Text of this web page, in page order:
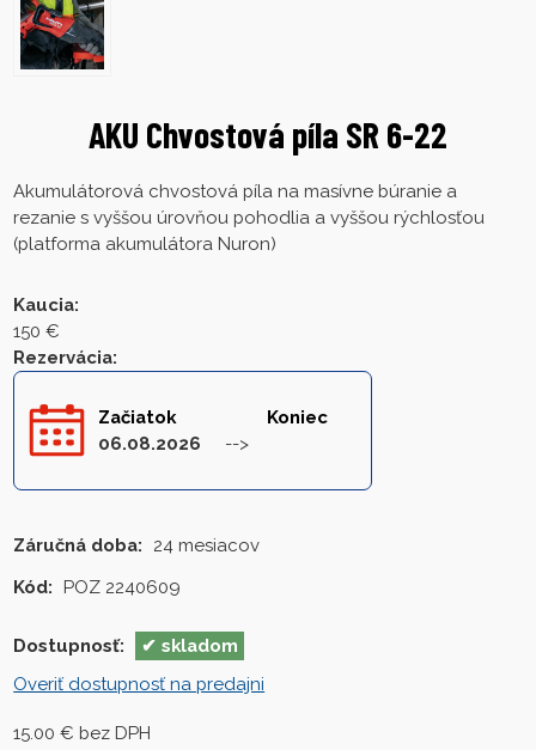
AKU Chvostová píla SR 6-22
Akumulátorová chvostová píla na masívne búranie a
rezanie s vyššou úrovňou pohodlia a vyššou rýchlosťou
(platforma akumulátora Nuron)
Kaucia:
150 €
Rezervácia:
Začiatok
06.08.2026
Koniec
Záručná doba:
24 mesiacov
Kód:
POZ 2240609
Dostupnosť:
skladom
Overiť dostupnosť na predajni
15.00 € bez DPH